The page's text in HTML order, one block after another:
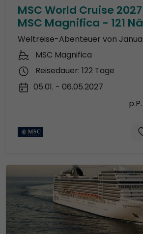
MSC World Cruise
MSC Magnifica - 121
Weltreise-Abenteuer von
MSC Magnifica
Reisedauer: 122 Tage
05.01. - 06.05.2027